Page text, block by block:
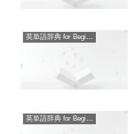
英単語辞典 for Beginners
英単語辞典 for Beginners